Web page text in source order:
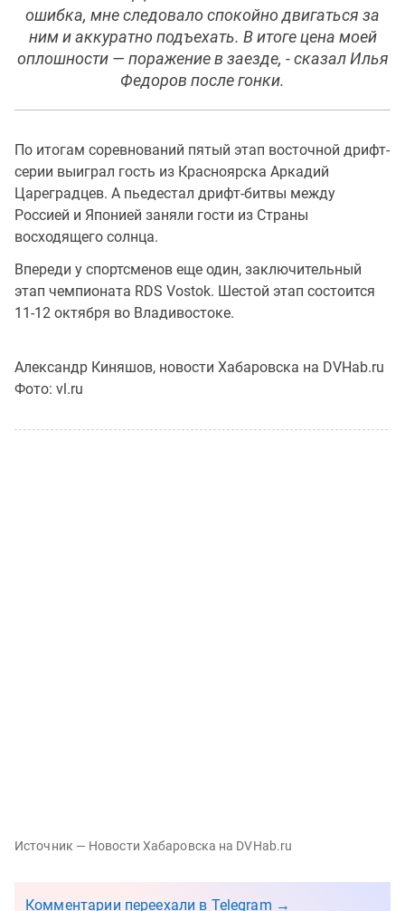
ошибка, мне следовало спокойно двигаться за
ним и аккуратно подъехать. В итоге цена моей
оплошности — поражение в заезде, - сказал Илья
Федоров после гонки.
По итогам соревнований пятый этап восточной дрифт-
серии выиграл гость из Красноярска Аркадий
Цареградцев. А пьедестал дрифт-битвы между
Россией и Японией заняли гости из Страны
восходящего солнца.
Впереди у спортсменов еще один, заключительный
этап чемпионата RDS Vostok. Шестой этап состоится
11-12 октября во Владивостоке.
Александр Киняшов, новости Хабаровска на DVHab.ru
Фото: vl.ru
Источник — Новости Хабаровска на DVHab.ru
Комментарии переехали в Telegram →